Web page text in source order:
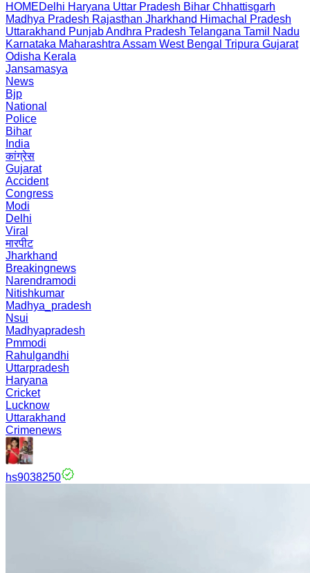
HOMEDelhi Haryana Uttar Pradesh Bihar Chhattisgarh
Madhya Pradesh Rajasthan Jharkhand Himachal Pradesh
Uttarakhand PunjabAndhra Pradesh Telangana Tamil Nadu
Karnataka Maharashtra Assam West Bengal Tripura Gujarat
Odisha Kerala
Jansamasya
News
Bjp
National
Police
Bihar
India
कांग्रेस
Gujarat
Accident
Congress
Modi
Delhi
Viral
मारपीट
Jharkhand
Breakingnews
Narendramodi
Nitishkumar
Madhya_pradesh
Nsui
Madhyapradesh
Pmmodi
Rahulgandhi
Uttarpradesh
Haryana
Cricket
Lucknow
Uttarakhand
Crimenews
hs9038250